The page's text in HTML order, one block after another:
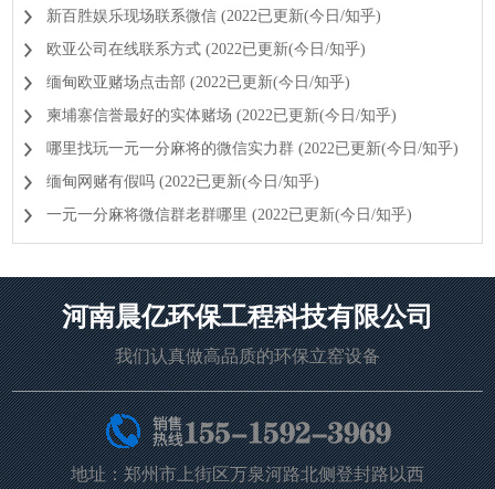
新百胜娱乐现场联系微信 (2022已更新(今日/知乎)
欧亚公司在线联系方式 (2022已更新(今日/知乎)
缅甸欧亚赌场点击部 (2022已更新(今日/知乎)
柬埔寨信誉最好的实体赌场 (2022已更新(今日/知乎)
哪里找玩一元一分麻将的微信实力群 (2022已更新(今日/知乎)
缅甸网赌有假吗 (2022已更新(今日/知乎)
一元一分麻将微信群老群哪里 (2022已更新(今日/知乎)
河南晨亿环保工程科技有限公司
我们认真做高品质的环保立窑设备
地址：郑州市上街区万泉河路北侧登封路以西